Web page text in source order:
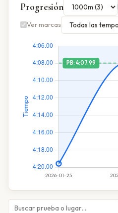
Progresión
Ver marcas